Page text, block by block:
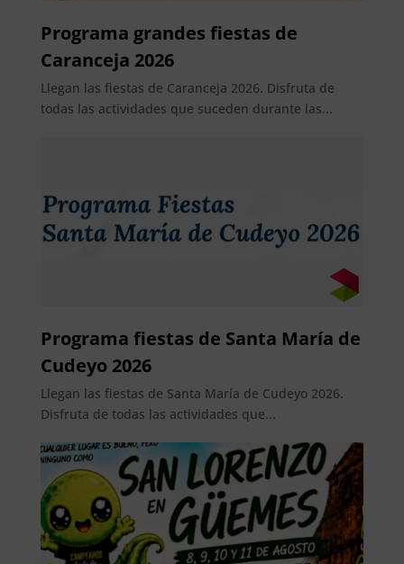
Programa grandes fiestas de
Caranceja 2026
Llegan las fiestas de Caranceja 2026. Disfruta de
todas las actividades que suceden durante las...
Programa fiestas de Santa María de
Cudeyo 2026
Llegan las fiestas de Santa María de Cudeyo 2026.
Disfruta de todas las actividades que...